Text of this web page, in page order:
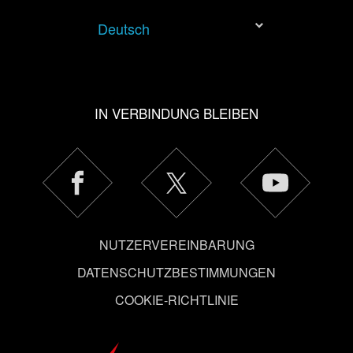
ändern kannst.
Deutsch
IN VERBINDUNG BLEIBEN
NUTZERVEREINBARUNG
DATENSCHUTZBESTIMMUNGEN
COOKIE-RICHTLINIE